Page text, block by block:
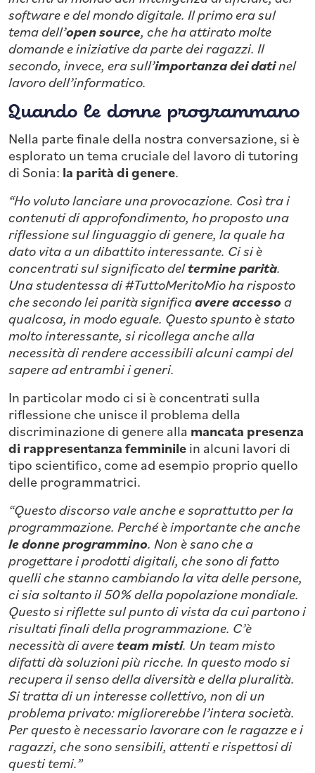
software e del mondo digitale. Il primo era sul
tema dell’open source, che ha attirato molte
domande e iniziative da parte dei ragazzi. Il
secondo, invece, era sull’importanza dei datinel
lavoro dell’informatico.
Quando le donne programmano
Nella parte finale della nostra conversazione, si è
esplorato un tema cruciale del lavoro di tutoring
di Sonia: la parità di genere.
“Ho voluto lanciare una provocazione. Così tra i
contenuti di approfondimento, ho proposto una
riflessione sul linguaggio di genere, la quale ha
dato vita a un dibattito interessante. Ci si è
concentrati sul significato deltermine parità.
Una studentessa di #TuttoMeritoMio ha risposto
che secondo lei parità significaavere accessoa
qualcosa, in modo eguale. Questo spunto è stato
molto interessante, si ricollega anche alla
necessità di rendere accessibili alcuni campi del
sapere ad entrambi i generi.
In particolar modo ci si è concentrati sulla
riflessione che unisce il problema della
discriminazione di genere alla mancata presenza
di rappresentanza femminilein alcuni lavori di
tipo scientifico, come ad esempio proprio quello
delle programmatrici.
“Questo discorso vale anche e soprattutto per la
programmazione. Perché è importante che anche
le donne programmino. Non è sano che a
progettare i prodotti digitali, che sono di fatto
quelli che stanno cambiando la vita delle persone,
ci sia soltanto il 50% della popolazione mondiale.
Questo si riflette sul punto di vista da cui partono i
risultati finali della programmazione. C’è
necessità di avereteam misti. Un team misto
difatti dà soluzioni più ricche. In questo modo si
recupera il senso della diversità e della pluralità.
Si tratta di un interesse collettivo, non di un
problema privato: migliorerebbe l’intera società.
Per questo è necessario lavorare con le ragazze e i
ragazzi, che sono sensibili, attenti e rispettosi di
questi temi.”